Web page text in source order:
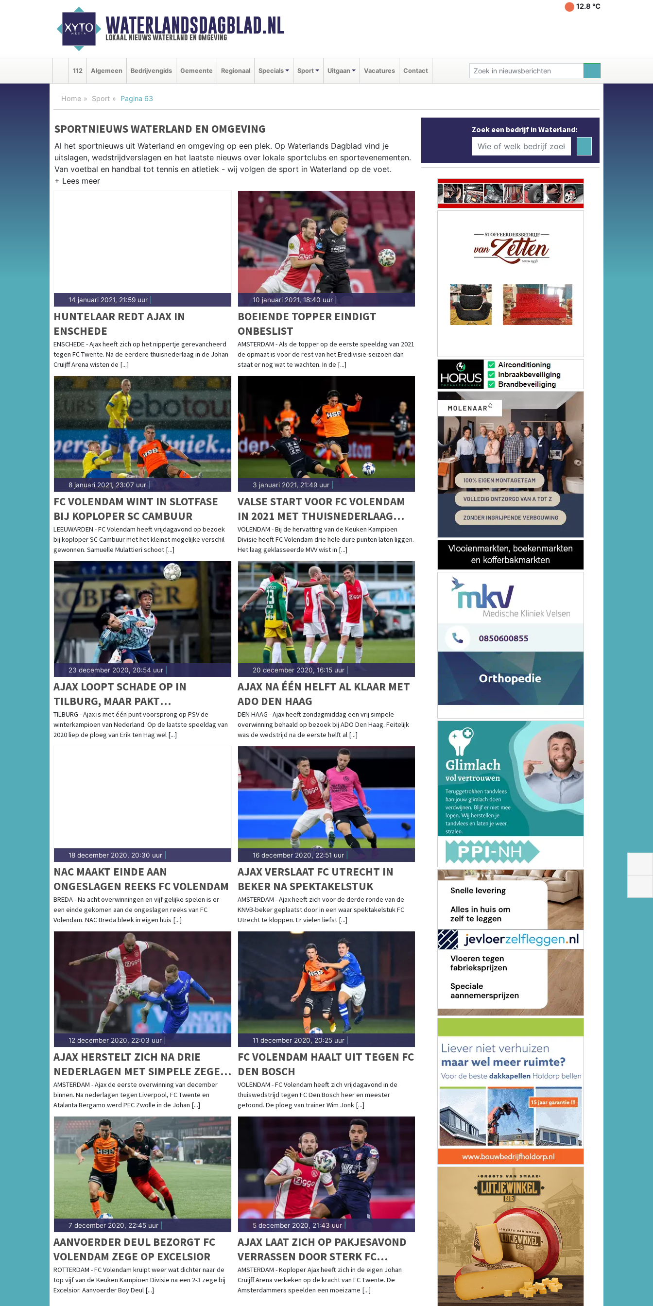
WATERLANDSDAGBLAD.NL
lokaal nieuws waterland en omgeving
12.8 ℃
112 Algemeen Bedrijvengids Gemeente Regionaal Specials Sport Uitgaan Vacatures Contact
Home Sport Pagina 63
SPORTNIEUWS WATERLAND EN OMGEVING
Al het sportnieuws uit Waterland en omgeving op een plek. Op Waterlands Dagblad vind je
uitslagen, wedstrijdverslagen en het laatste nieuws over lokale sportclubs en sportevenementen.
Van voetbal en handbal tot tennis en atletiek - wij volgen de sport in Waterland op de voet.
Van VV Monnickendam en SV Broek in Waterland tot zeilen op het Markermeer en fietsen door
het groene Waterlandse polderlandschap — sport in Waterland past bij de natuur. Blijf op de
hoogte van alle sportieve uitslagen en prestaties in Waterland.
14 januari 2021, 21:59 uur
HUNTELAAR REDT AJAX IN
ENSCHEDE
ENSCHEDE - Ajax heeft zich op het nippertje gerevancheerd
tegen FC Twente. Na de eerdere thuisnederlaag in de Johan
Cruijff Arena wisten de [...]
10 januari 2021, 18:40 uur|
BOEIENDE TOPPER EINDIGT
ONBESLIST
AMSTERDAM - Als de topper op de eerste speeldag van 2021
de opmaat is voor de rest van het Eredivisie-seizoen dan
staat er nog wat te wachten. In de [...]
8 januari 2021, 23:07 uur
FC VOLENDAM WINT IN SLOTFASE
BIJ KOPLOPER SC CAMBUUR
LEEUWARDEN - FC Volendam heeft vrijdagavond op bezoek
bij koploper SC Cambuur met het kleinst mogelijke verschil
gewonnen. Samuelle Mulattieri schoot [...]
3 januari 2021, 21:49 uur|
VALSE START VOOR FC VOLENDAM
IN 2021 MET THUISNEDERLAAG
TEGEN LAAGVLIEGER MVV
VOLENDAM - Bij de hervatting van de Keuken Kampioen
Divisie heeft FC Volendam drie hele dure punten laten liggen.
Het laag geklasseerde MVV wist in [...]
23 december 2020, 20:54 uur
AJAX LOOPT SCHADE OP IN
TILBURG, MAAR PAKT
WINTERTITEL
TILBURG - Ajax is met één punt voorsprong op PSV de
winterkampioen van Nederland. Op de laatste speeldag van
2020 liep de ploeg van Erik ten Hag wel [...]
20 december 2020, 16:15 uur|
AJAX NA ÉÉN HELFT AL KLAAR MET
ADO DEN HAAG
DEN HAAG - Ajax heeft zondagmiddag een vrij simpele
overwinning behaald op bezoek bij ADO Den Haag. Feitelijk
was de wedstrijd na de eerste helft al [...]
18 december 2020, 20:30 uur
NAC MAAKT EINDE AAN
ONGESLAGEN REEKS FC VOLENDAM
BREDA - Na acht overwinningen en vijf gelijke spelen is er
een einde gekomen aan de ongeslagen reeks van FC
Volendam. NAC Breda bleek in eigen huis [...]
16 december 2020, 22:51 uur|
AJAX VERSLAAT FC UTRECHT IN
BEKER NA SPEKTAKELSTUK
AMSTERDAM - Ajax heeft zich voor de derde ronde van de
KNVB-beker geplaatst door in een waar spektakelstuk FC
Utrecht te kloppen. Er vielen liefst [...]
12 december 2020, 22:03 uur
AJAX HERSTELT ZICH NA DRIE
NEDERLAGEN MET SIMPELE ZEGE
OP PEC ZWOLLE
AMSTERDAM - Ajax de eerste overwinning van december
binnen. Na nederlagen tegen Liverpool, FC Twente en
Atalanta Bergamo werd PEC Zwolle in de Johan [...]
11 december 2020, 20:25 uur|
FC VOLENDAM HAALT UIT TEGEN FC
DEN BOSCH
VOLENDAM - FC Volendam heeft zich vrijdagavond in de
thuiswedstrijd tegen FC Den Bosch heer en meester
getoond. De ploeg van trainer Wim Jonk [...]
7 december 2020, 22:45 uur
AANVOERDER DEUL BEZORGT FC
VOLENDAM ZEGE OP EXCELSIOR
ROTTERDAM - FC Volendam kruipt weer wat dichter naar de
top vijf van de Keuken Kampioen Divisie na een 2-3 zege bij
Excelsior. Aanvoerder Boy Deul [...]
5 december 2020, 21:43 uur|
AJAX LAAT ZICH OP PAKJESAVOND
VERRASSEN DOOR STERK FC
TWENTE
AMSTERDAM - Koploper Ajax heeft zich in de eigen Johan
Cruijff Arena verkeken op de kracht van FC Twente. De
Amsterdammers speelden een moeizame [...]
Zoek een bedrijf in Waterland: